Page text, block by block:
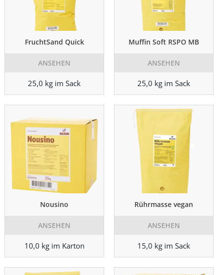
FruchtSand Quick
ANSEHEN
25,0 kg im Sack
Muffin Soft RSPO MB
ANSEHEN
25,0 kg im Sack
Nousino
ANSEHEN
10,0 kg im Karton
Rührmasse vegan
ANSEHEN
15,0 kg im Sack